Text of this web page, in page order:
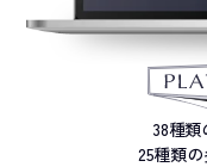
38種
25種類